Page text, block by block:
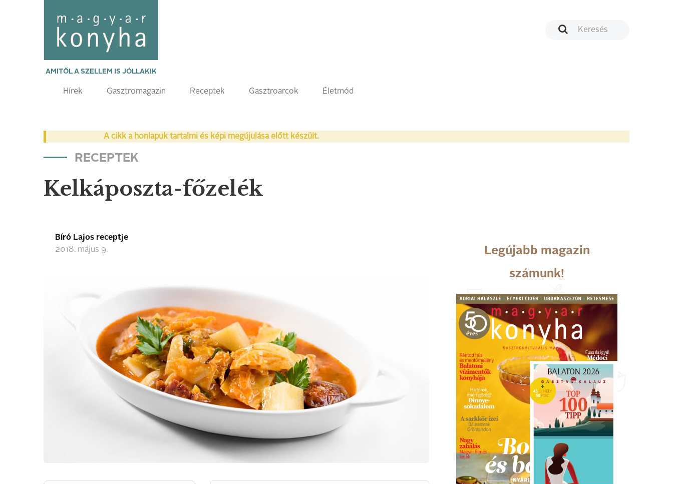
AMITŐL A SZELLEM IS JÓLLAKIK
Hírek Gasztromagazin Receptek Gasztroarcok Életmód
A cikk a honlapuk tartalmi és képi megújulása előtt készült.
RECEPTEK
Kelkáposzta-főzelék
Bíró Lajos receptje
2018. május 9.
Legújabb magazin
számunk!